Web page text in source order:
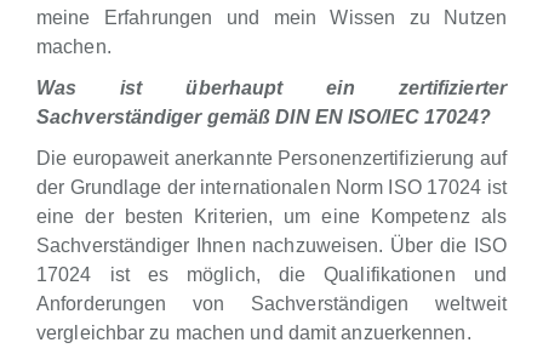
meine Erfahrungen und mein Wissen zu Nutzen
machen.
Was ist überhaupt ein zertifizierter
Sachverständiger gemäß DIN EN ISO/IEC 17024?
Die europaweit anerkannte Personenzertifizierung auf
der Grundlage der internationalen Norm ISO 17024 ist
eine der besten Kriterien, um eine Kompetenz als
Sachverständiger Ihnen nachzuweisen. Über die ISO
17024 ist es möglich, die Qualifikationen und
Anforderungen von Sachverständigen weltweit
vergleichbar zu machen und damit anzuerkennen.